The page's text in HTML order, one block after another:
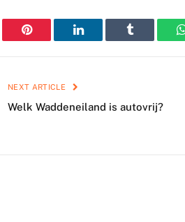
Pinterest LinkedIn Tumblr
NEXT ARTICLE
Welk Waddeneiland is autovrij?